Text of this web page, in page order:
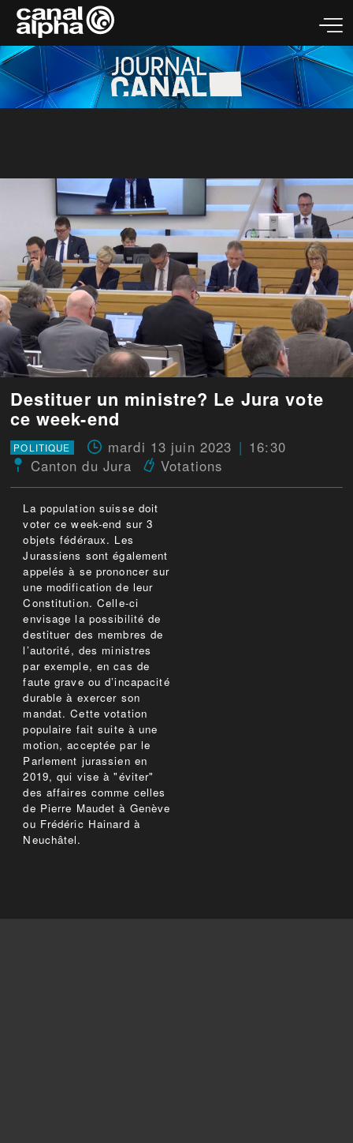
Destituer un ministre? Le Jura vote
ce week-end
POLITIQUE mardi 13 juin 2023
16:30
Canton du Jura
Votations
La population suisse doit
voter ce week-end sur 3
objets fédéraux. Les
Jurassiens sont également
appelés à se prononcer sur
une modification de leur
Constitution. Celle-ci
envisage la possibilité de
destituer des membres de
l’autorité, des ministres
par exemple, en cas de
faute grave ou d’incapacité
durable à exercer son
mandat. Cette votation
populaire fait suite à une
motion, acceptée par le
Parlement jurassien en
2019, qui vise à "éviter"
des affaires comme celles
de Pierre Maudet à Genève
ou Frédéric Hainard à
Neuchâtel.